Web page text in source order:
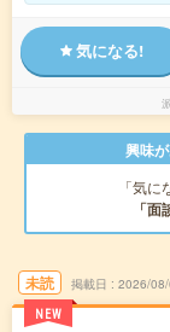
気になる!
興味
「気
「面
未読
NEW
掲載日 2026/